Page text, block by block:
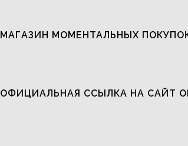
МАГАЗИН МОМЕНТАЛЬНЫХ ПОКУПОК
ОФИЦИАЛЬНАЯ ССЫЛКА НА САЙТ